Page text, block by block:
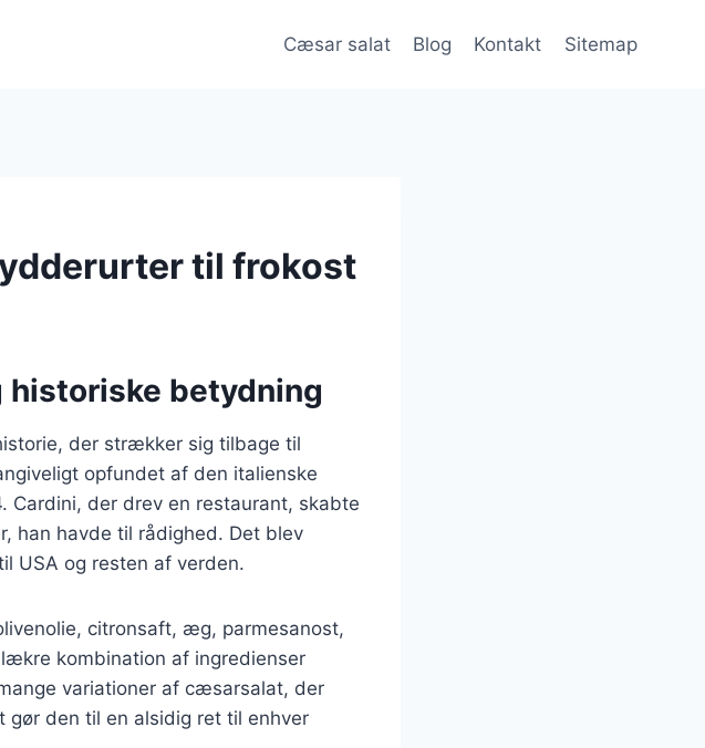
Cæsar salat Blog Kontakt Sitemap
til frokost
betydning
der strækker sig tilbage til
opfundet af den italienske
Cardini, der drev en restaurant, skabte
han havde til rådighed. Det blev
USA og resten af verden.
citronsaft, æg, parmesanost,
kombination af ingredienser
variationer af cæsarsalat, der
gør den til en alsidig ret til enhver